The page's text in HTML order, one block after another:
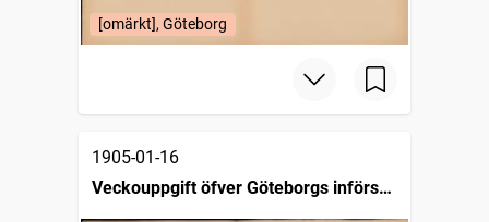
[omärkt], Göteborg
1905-01-16
Veckouppgift öfver Göteborgs införsel
och utförsel